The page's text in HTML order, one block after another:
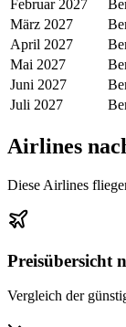
Februar 2027
März 2027
April 2027
Mai 2027
Juni 2027
Juli 2027
Airlines
Diese Airlines
Preisübersicht
Vergleich der